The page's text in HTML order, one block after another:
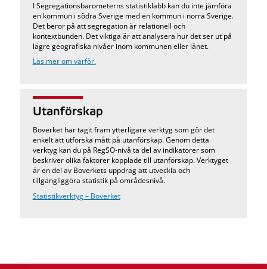
I Segregationsbarometerns statistiklabb kan du inte jämföra
en kommun i södra Sverige med en kommun i norra Sverige.
Det beror på att segregation är relationell och
kontextbunden. Det viktiga är att analysera hur det ser ut på
lägre geografiska nivåer inom kommunen eller länet.
Läs mer om varför.
Utanförskap
Boverket har tagit fram ytterligare verktyg som gör det
enkelt att utforska mått på utanförskap. Genom detta
verktyg kan du på RegSO-nivå ta del av indikatorer som
beskriver olika faktorer kopplade till utanförskap. Verktyget
är en del av Boverkets uppdrag att utveckla och
tillgängliggöra statistik på områdesnivå.
Statistikverktyg – Boverket